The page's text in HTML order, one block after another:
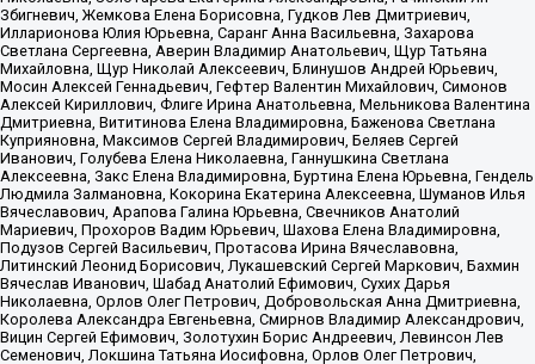
Збигневич, Жемкова Елена Борисовна, Гудков Лев Дмитриевич,
Илларионова Юлия Юрьевна, Саранг Анна Васильевна, Захарова
Светлана Сергеевна, Аверин Владимир Анатольевич, Щур Татьяна
Михайловна, Щур Николай Алексеевич, Блинушов Андрей Юрьевич,
Мосин Алексей Геннадьевич, Гефтер Валентин Михайлович, Симонов
Алексей Кириллович, Флиге Ирина Анатольевна, Мельникова Валентина
Дмитриевна, Вититинова Елена Владимировна, Баженова Светлана
Куприяновна, Максимов Сергей Владимирович, Беляев Сергей
Иванович, Голубева Елена Николаевна, Ганнушкина Светлана
Алексеевна, Закс Елена Владимировна, Буртина Елена Юрьевна, Гендель
Людмила Залмановна, Кокорина Екатерина Алексеевна, Шуманов Илья
Вячеславович, Арапова Галина Юрьевна, Свечников Анатолий
Мариевич, Прохоров Вадим Юрьевич, Шахова Елена Владимировна,
Подузов Сергей Васильевич, Протасова Ирина Вячеславовна,
Литинский Леонид Борисович, Лукашевский Сергей Маркович, Бахмин
Вячеслав Иванович, Шабад Анатолий Ефимович, Сухих Дарья
Николаевна, Орлов Олег Петрович, Добровольская Анна Дмитриевна,
Королева Александра Евгеньевна, Смирнов Владимир Александрович,
Вицин Сергей Ефимович, Золотухин Борис Андреевич, Левинсон Лев
Семенович, Локшина Татьяна Иосифовна, Орлов Олег Петрович,